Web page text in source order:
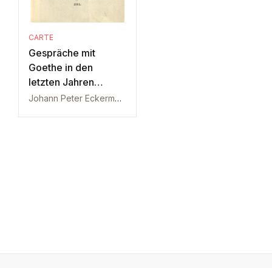
CARTE
Gespräche mit
Goethe in den
letzten Jahren
seines Lebens Vol. 3Johann Peter Eckermann